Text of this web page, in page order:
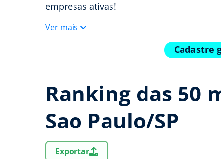
empresas ativas!
Ver mais
Cadastre
Ranking das 50
Sao Paulo/SP
Exportar